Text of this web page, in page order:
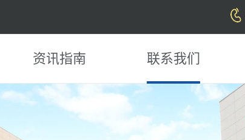
资讯指南 联系我们